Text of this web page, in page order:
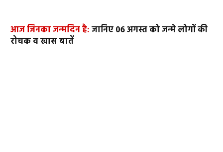
आज जिनका जन्मदिन है:जानिए 06 अगस्त को जन्मे लोगों की
रोचक व खास बातें